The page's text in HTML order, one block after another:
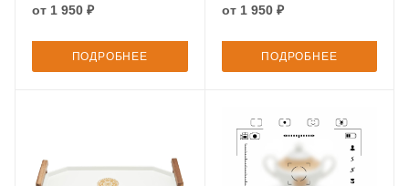
от 1 950 ₽
ПОДРОБНЕЕ
от 1 950 ₽
ПОДРОБНЕЕ